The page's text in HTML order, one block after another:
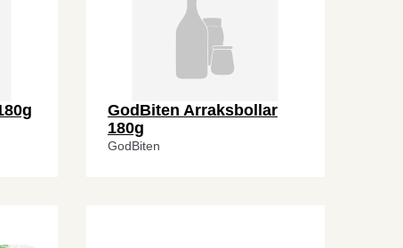
GodBiten Arraksbollar
180g
GodBiten